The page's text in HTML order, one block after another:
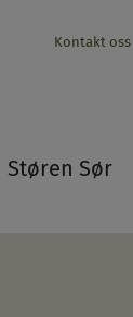
Støren Sør
Kontakt oss